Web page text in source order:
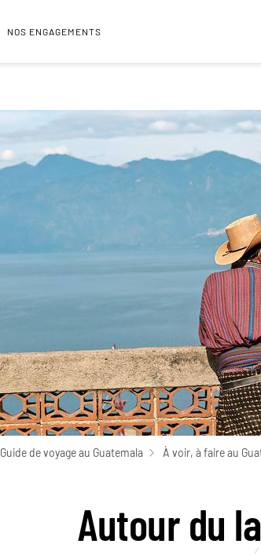
NOS ENGAGEMENTS
Guide de voyage au Guatemala À voir, à faire au
Autour du